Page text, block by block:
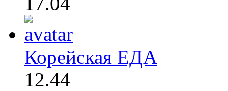
Корейская ЕДА
12.44